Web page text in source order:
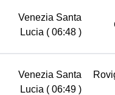
Venezia Santa
Lucia ( 06:48 )
Venezia Santa
Lucia ( 06:49 )